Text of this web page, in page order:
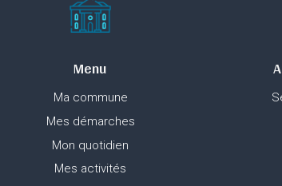
Menu
Ma commune
Mes démarches
Mon quotidien
Mes activités